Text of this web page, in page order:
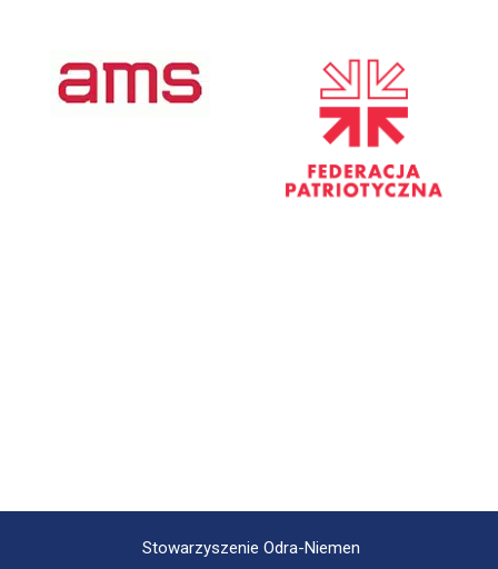
Stowarzyszenie Odra-Niemen